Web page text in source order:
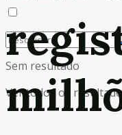
Sem resultado
Ver todos os